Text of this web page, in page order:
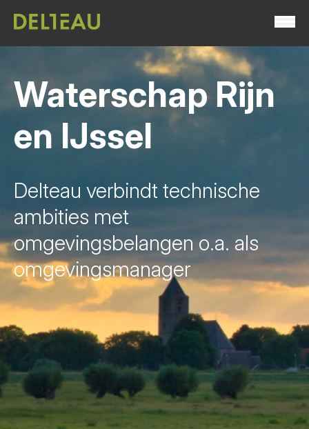
Waterschap Rijn
en IJssel
Delteau verbindt technische
ambities met
omgevingsbelangen o.a. als
omgevingsmanager